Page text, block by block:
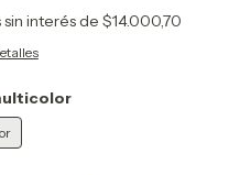
interés de $14.000,70